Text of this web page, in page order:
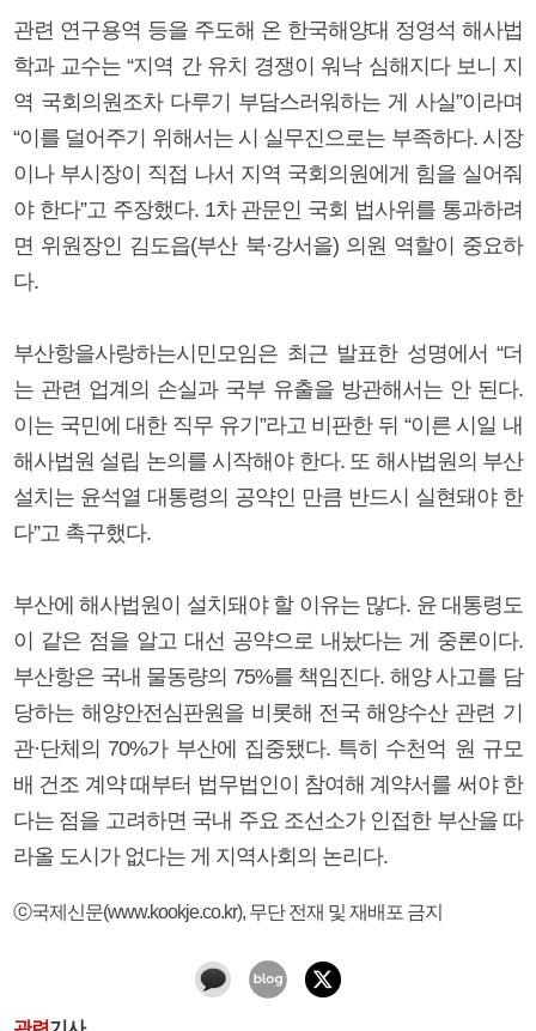
관련 연구용역 등을 주도해 온 한국해양대 정영석 해사법
학과 교수는 “지역 간 유치 경쟁이 워낙 심해지다 보니 지
역 국회의원조차 다루기 부담스러워하는 게 사실”이라며
“이를 덜어주기 위해서는 시 실무진으로는 부족하다. 시장
이나 부시장이 직접 나서 지역 국회의원에게 힘을 실어줘
야 한다”고 주장했다. 1차 관문인 국회 법사위를 통과하려
면 위원장인 김도읍(부산 북·강서을) 의원 역할이 중요하
다.
부산항을사랑하는시민모임은 최근 발표한 성명에서 “더
는 관련 업계의 손실과 국부 유출을 방관해서는 안 된다.
이는 국민에 대한 직무 유기”라고 비판한 뒤 “이른 시일 내
해사법원 설립 논의를 시작해야 한다. 또 해사법원의 부산
설치는 윤석열 대통령의 공약인 만큼 반드시 실현돼야 한
다”고 촉구했다.
부산에 해사법원이 설치돼야 할 이유는 많다. 윤 대통령도
이 같은 점을 알고 대선 공약으로 내놨다는 게 중론이다.
부산항은 국내 물동량의 75%를 책임진다. 해양 사고를 담
당하는 해양안전심판원을 비롯해 전국 해양수산 관련 기
관·단체의 70%가 부산에 집중됐다. 특히 수천억 원 규모
배 건조 계약 때부터 법무법인이 참여해 계약서를 써야 한
다는 점을 고려하면 국내 주요 조선소가 인접한 부산을 따
라올 도시가 없다는 게 지역사회의 논리다.
ⓒ국제신문(www.kookje.co.kr), 무단 전재 및 재배포 금지